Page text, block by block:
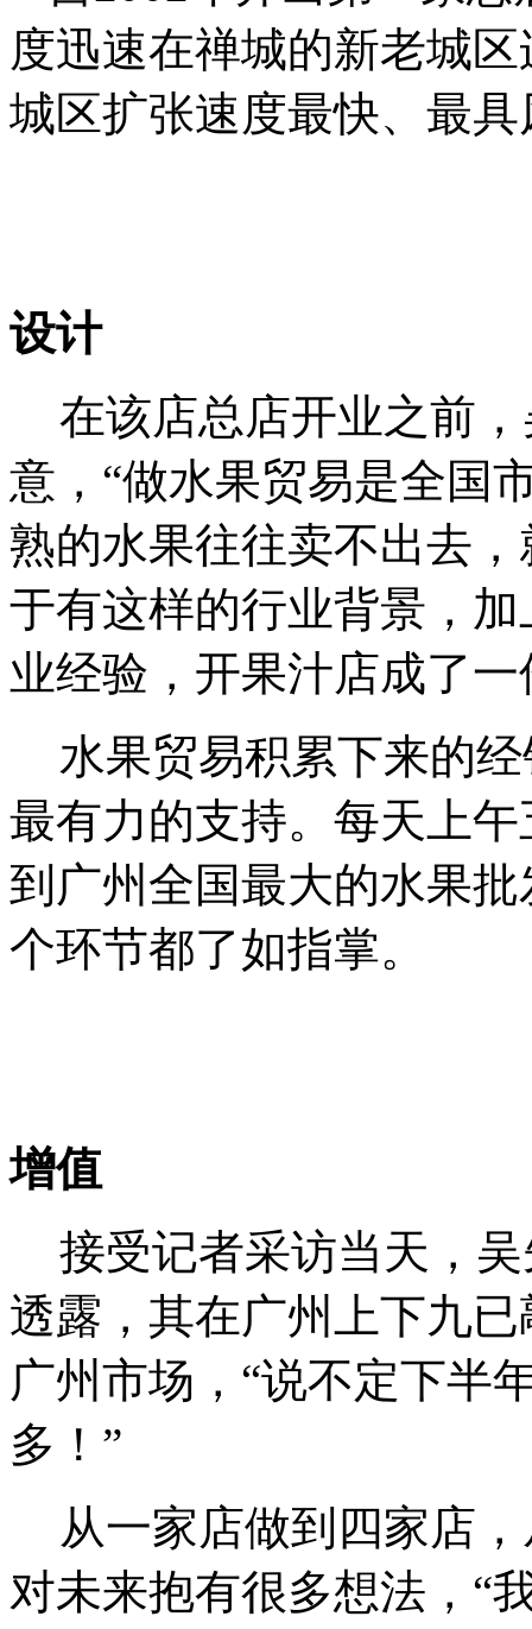
度迅速在禅城的新老城
城区扩张速度最快、最
设计
在该店总店开业之前
意，“做水果贸易是全国
熟的水果往往卖不出去
于有这样的行业背景，
业经验，开果汁店成了
水果贸易积累下来的
最有力的支持。每天上
到广州全国最大的水果
个环节都了如指掌。
增值
接受记者采访当天，
透露，其在广州上下九
广州市场，“说不定下半
多！”
从一家店做到四家店
对未来抱有很多想法，“